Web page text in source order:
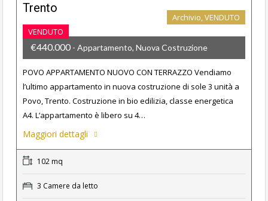
Trento
VENDUTO
Archivio, VENDUTO
€440.000 - Appartamento, Nuova Costruzione
POVO APPARTAMENTO NUOVO CON TERRAZZO Vendiamo
l’ultimo appartamento in nuova costruzione di sole 3 unità a
Povo, Trento. Costruzione in bio edilizia, classe energetica
A4. L’appartamento è libero su 4…
Maggiori dettagli
102 mq
3 Camere da letto